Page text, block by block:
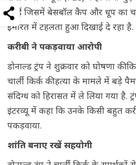
की हैं जिसमें बेसबॉल कैप और धूप का
इमारत में टहलता हुआ दिखाई दे रहा है.
करीबी ने पकड़वाया आरोपी
डोनाल्ड ट्रंप ने शुक्रवार को घोषणा की
चार्ली किर्क की हत्या के मामले में बड़े
संदिग्ध को हिरासत में ले लिया गया है.
इंटरव्यू में कहा कि उनके किसी बहुत
पकड़वाया.
शांति बनाए रखें सहयोगी